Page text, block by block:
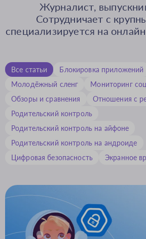
Журналист,
Сотрудничает с
специализируется на
Все статьи Блокировка приложений
Молодёжный сленг
Мониторинг
Обзоры и сравнения
Отношения с
Родительский контроль
Родительский контроль на айфоне
Родительский контроль на андроиде
Цифровая безопасность
Экранное